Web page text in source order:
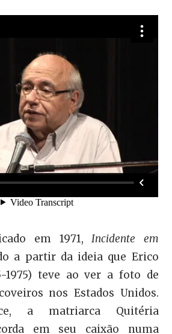
em 1971,Incidente em
a partir da ideia que Erico
1975) teve ao ver a foto de
nos Estados Unidos.
a matriarca Quitéria
em seu caixão numa